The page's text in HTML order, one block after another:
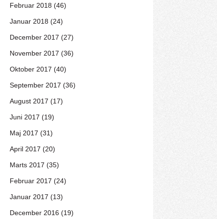
Februar 2018 (46)
Januar 2018 (24)
December 2017 (27)
November 2017 (36)
Oktober 2017 (40)
September 2017 (36)
August 2017 (17)
Juni 2017 (19)
Maj 2017 (31)
April 2017 (20)
Marts 2017 (35)
Februar 2017 (24)
Januar 2017 (13)
December 2016 (19)